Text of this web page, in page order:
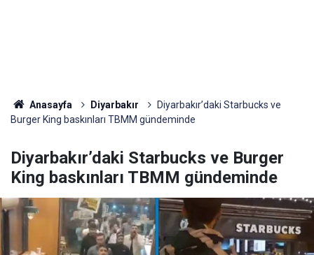
Anasayfa Diyarbakır
Diyarbakır’daki Starbucks ve
Burger King baskınları TBMM gündeminde
Diyarbakır’daki Starbucks ve Burger
King baskınları TBMM gündeminde